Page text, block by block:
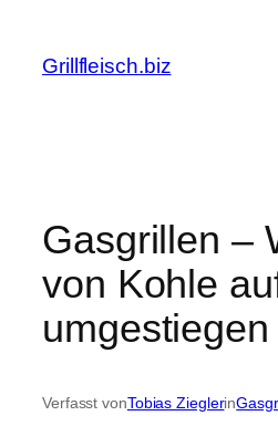
springen
Grillfleisch.biz
Gasgrillen –
von Kohle
umgestiegen
Verfasst vonTobias Zieglerin